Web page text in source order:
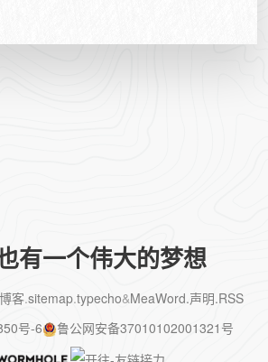
有一个伟大的梦想
客.sitemap.typecho&MeaWord.声明.RSS
号-6
鲁公网安备37010102001321号